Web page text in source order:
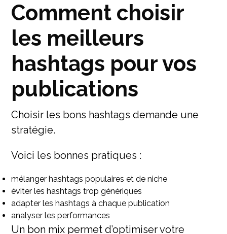
Comment choisir
les meilleurs
hashtags pour vos
publications
Choisir les bons hashtags demande une
stratégie.
Voici les bonnes pratiques :
mélanger hashtags populaires et de niche
éviter les hashtags trop génériques
adapter les hashtags à chaque publication
analyser les performances
Un bon mix permet d’optimiser votre